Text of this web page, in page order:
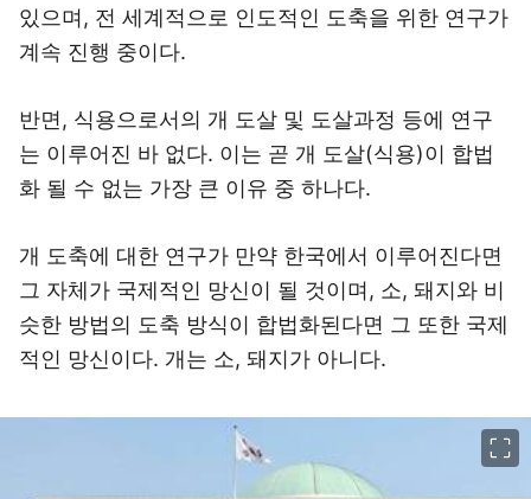
있으며, 전 세계적으로 인도적인 도축을 위한 연구가
계속 진행 중이다.
반면, 식용으로서의 개 도살 및 도살과정 등에 연구
는 이루어진 바 없다. 이는 곧 개 도살(식용)이 합법
화 될 수 없는 가장 큰 이유 중 하나다.
개 도축에 대한 연구가 만약 한국에서 이루어진다면
그 자체가 국제적인 망신이 될 것이며, 소, 돼지와 비
슷한 방법의 도축 방식이 합법화된다면 그 또한 국제
적인 망신이다. 개는 소, 돼지가 아니다.